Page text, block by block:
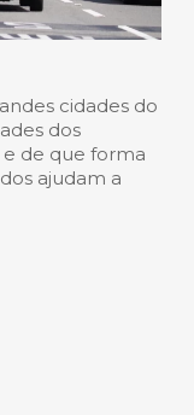
cidades do
dos
de que forma
ajudam a